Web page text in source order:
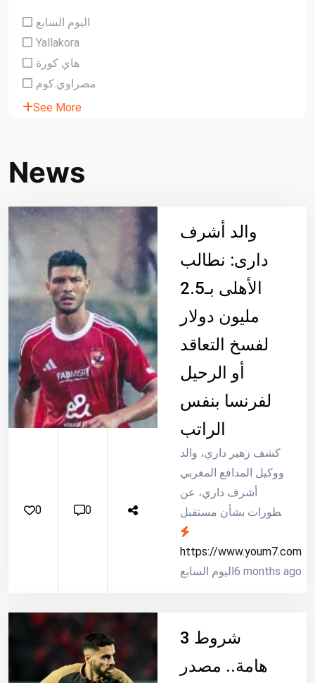
اليوم السابع
Yallakora
هاي كورة
مصراوي.كوم
See More
News
0 0
والد أشرف
دارى: نطالب
الأهلى بـ2.5
مليون دولار
لفسخ التعاقد
أو الرحيل
لفرنسا بنفس
الراتب
كشف زهير داري، والد
ووكيل المدافع المغربي
أشرف داري، عن
تطورات بشأن مستقبل
نجله مع النادي الأهلي؛
كاشفًا شروط الرحيل
والوجهة المقبلة..
https://www.youm7.com
اليوم السابع6 months ago
3 شروط
هامة.. مصدر